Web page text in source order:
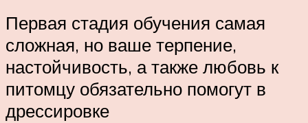
Первая стадия обучения самая
сложная, но ваше терпение,
настойчивость, а также любовь к
питомцу обязательно помогут в
дрессировке